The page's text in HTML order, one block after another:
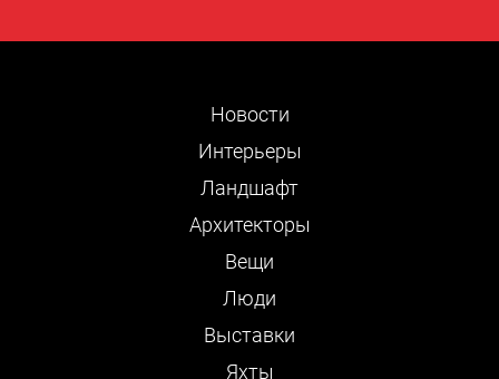
Новости
Интерьеры
Ландшафт
Архитекторы
Вещи
Люди
Выставки
Яхты